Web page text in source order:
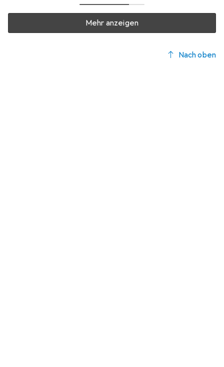
Mehr anzeigen
Nach oben